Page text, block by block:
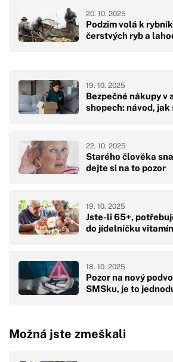
Podzim volá k
čerstvých ryb a
20. 10. 2025
Bezpečné nákupy v
shopech: návod,
19. 10. 2025
Starého člověka
dejte si na to pozor
22. 10. 2025
Jste-li 65+,
do jídelníčku
19. 10. 2025
Pozor na nový
SMSku, je to
18. 10. 2025
Možná jste zmeškali